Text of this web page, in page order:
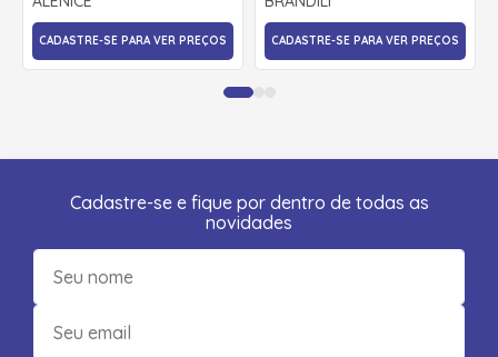
CADASTRE-SE PARA VER PREÇOS CADASTRE-SE PARA VER PREÇOS
Cadastre-se e fique por dentro de todas as
novidades